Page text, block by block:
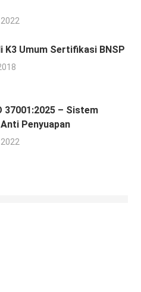
K3 Umum Sertifikasi BNSP
37001:2025 – Sistem
Penyuapan